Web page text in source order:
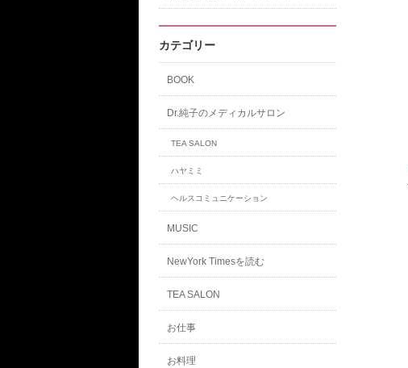
カテゴリー
BOOK
Dr.純子のメディカルサロン
TEA SALON
ハヤミミ
ヘルスコミュニケーション
MUSIC
NewYork Timesを読む
TEA SALON
お仕事
お料理